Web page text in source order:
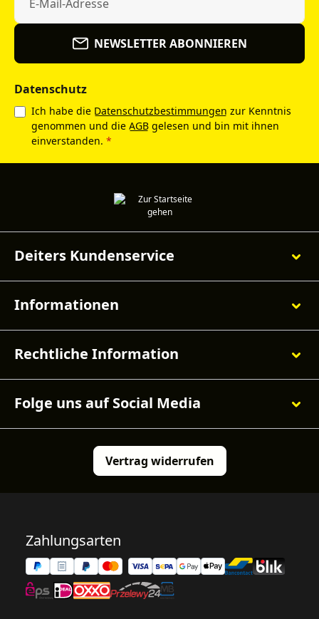
NEWSLETTER ABONNIEREN
Datenschutz
Ich habe die Datenschutzbestimmungen zur Kenntnis
genommen und die AGB gelesen und bin mit ihnen
einverstanden. *
Deiters Kundenservice
Informationen
Rechtliche Information
Folge uns auf Social Media
Vertrag widerrufen
Zahlungsarten